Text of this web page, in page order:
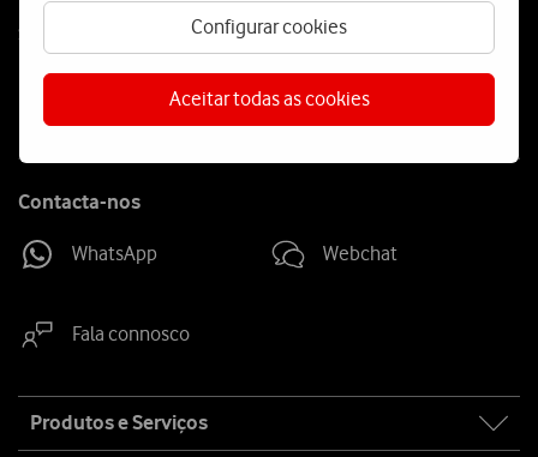
Configurar cookies
Aceitar todas as cookies
Follow
Social
Contacta-nos
WhatsApp Webchat
Fala connosco
map
Produtos e Serviços